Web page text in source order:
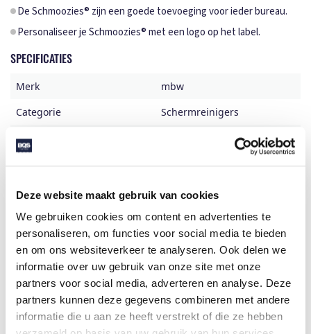
Deze website maakt gebruik van cookies
We gebruiken cookies om content en advertenties te
personaliseren, om functies voor social media te bieden
en om ons websiteverkeer te analyseren. Ook delen we
informatie over uw gebruik van onze site met onze
partners voor social media, adverteren en analyse. Deze
partners kunnen deze gegevens combineren met andere
informatie die u aan ze heeft verstrekt of die ze hebben
De Schmoozies® zijn een goede toevoeging voor ieder bureau.
Personaliseer je Schmoozies® met een logo op het label.
SPECIFICATIES
Merk
mbw
Categorie
Schermreinigers
Artikelcode
Formaat
11x11x8
Gewicht
Materiaal
Polyester
Aantal in binnenverpaking
50
Artikelen in omdoos
100
Land van herkomst
Mogelijke bewerkingen
Transferdrukprint, Pad